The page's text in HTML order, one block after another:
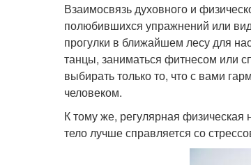
Взаимосвязь духовного и
полюбившихся упражнений или
прогулки в ближайшем лесу для
танцы, заниматься фитнесом или
выбирать только то, что с вами
человеком.
К тому же, регулярная
тело лучше справляется со